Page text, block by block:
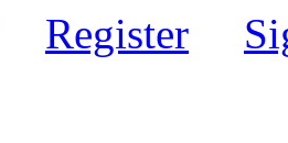
Register